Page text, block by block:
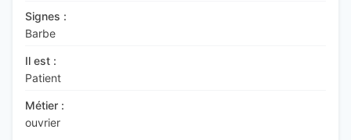
Signes :
Barbe
Il est :
Patient
Métier :
ouvrier